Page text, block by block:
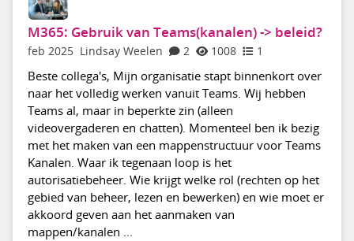
M365: Gebruik van Teams(kanalen) -> beleid?
feb 2025 Lindsay Weelen 2 1008 1
Beste collega's, Mijn organisatie stapt binnenkort over
naar het volledig werken vanuit Teams. Wij hebben
Teams al, maar in beperkte zin (alleen
videovergaderen en chatten). Momenteel ben ik bezig
met het maken van een mappenstructuur voor Teams
Kanalen. Waar ik tegenaan loop is het
autorisatiebeheer. Wie krijgt welke rol (rechten op het
gebied van beheer, lezen en bewerken) en wie moet er
akkoord geven aan het aanmaken van
mappen/kanalen ...